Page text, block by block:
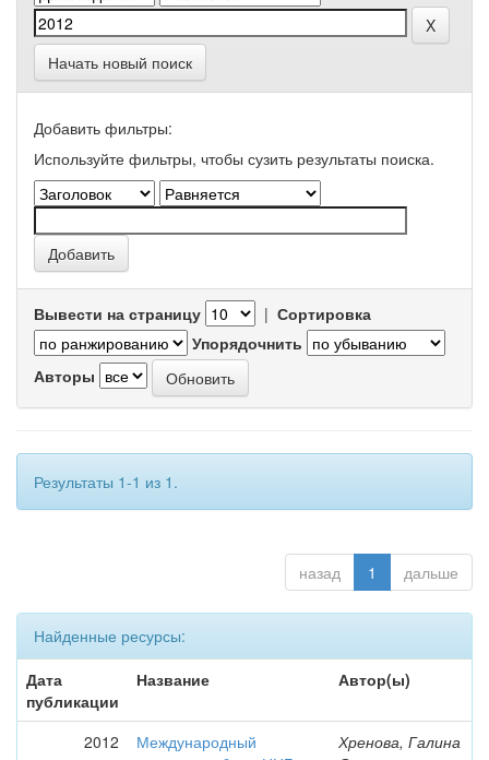
Начать новый поиск
Добавить фильтры:
Используйте фильтры, чтобы сузить результаты поиска.
Вывести на страницу | Сортировка
Упорядочнить
Авторы
Результаты 1-1 из 1.
назад 1 дальше
Найденные ресурсы:
Дата
публикации
Название Автор(ы)
2012
Международный
Хренова, Галина